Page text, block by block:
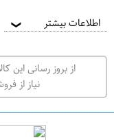
اطلاعات بیشتر ❯
از بروز رسانی
نیاز از